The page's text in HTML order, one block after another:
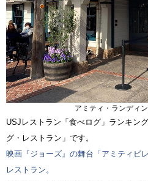
アミティ・ランディ
USJレストラン「食べログ」ランキン
グ・レストラン」です。
映画『ジョーズ』の舞台「アミティビ
レストラン。